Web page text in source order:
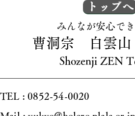
トップへ
みんなが安心で
曹洞宗 白雲
Shozenji ZEN
TEL : 0852-54-0020